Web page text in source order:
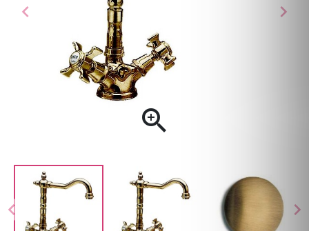
chevron_left chevron_right
chevron_left

chevron_right